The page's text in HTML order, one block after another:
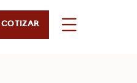
COTIZAR